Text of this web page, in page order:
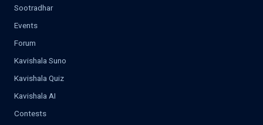
Sootradhar
Events
Forum
Kavishala Suno
Kavishala Quiz
Kavishala AI
Contests